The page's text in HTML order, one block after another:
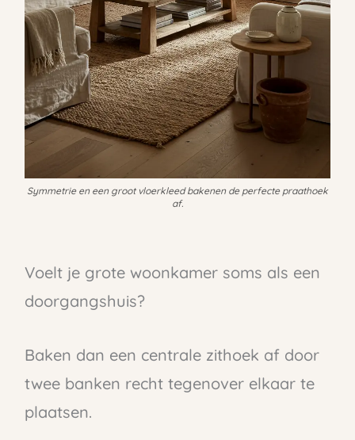
Symmetrie en een groot vloerkleed bakenen de perfecte praathoek
af.
Voelt je grote woonkamer soms als een
doorgangshuis?
Baken dan een centrale zithoek af door
twee banken recht tegenover elkaar te
plaatsen.